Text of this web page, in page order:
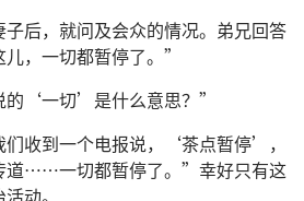
后，就问及会众的情况。弟兄回答
，一切都暂停了。”
‘一切’是什么意思？”
收到一个电报说，‘茶点暂停’，
道……一切都暂停了。”幸好只有这
动。